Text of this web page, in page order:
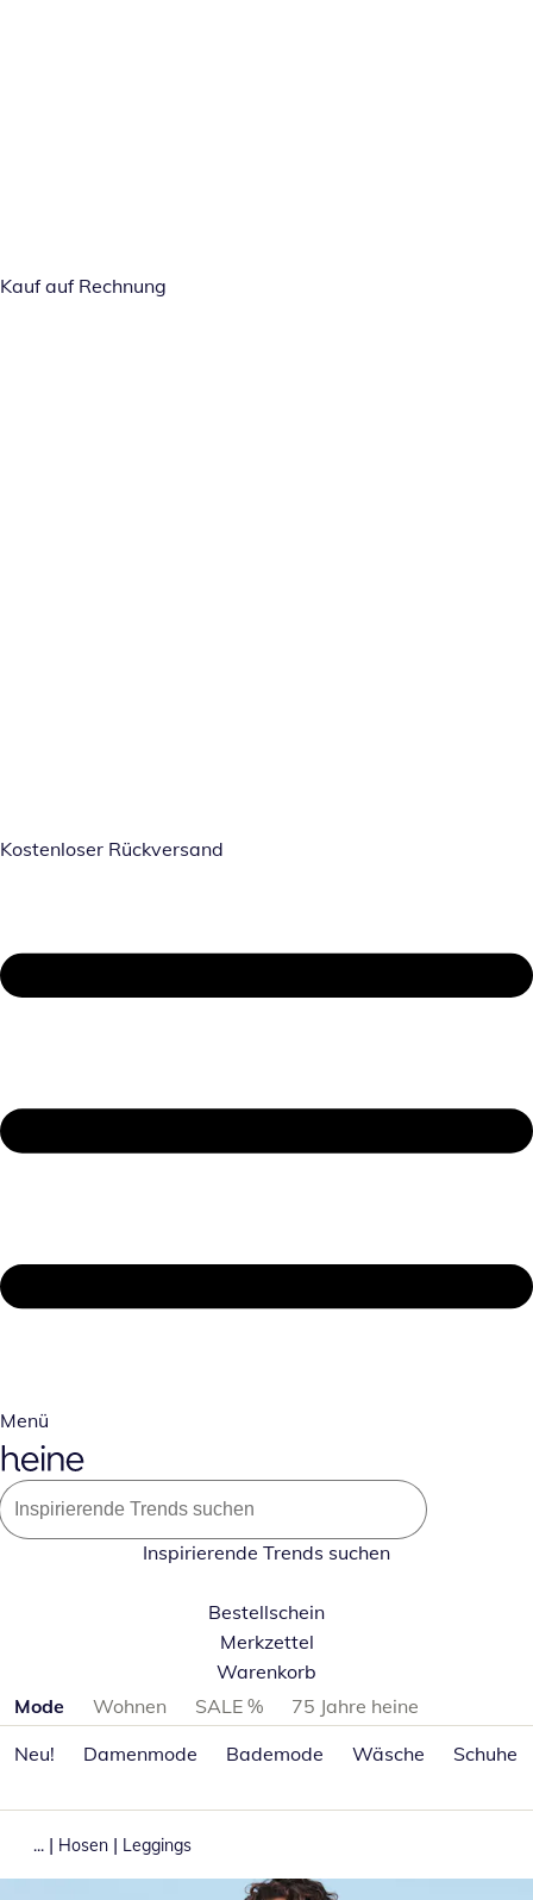
Kauf auf Rechnung
Kostenloser Rückversand
Menü
Inspirierende Trends suchen
Bestellschein
Merkzettel
Warenkorb
Produktkategorien überspringen
Mode Wohnen SALE %
75 Jahre heine
Neu!
Damenmode Bademode Wäsche Schuhe
... | Hosen | Leggings